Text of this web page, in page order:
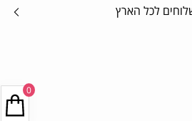
לכל הארץ
0